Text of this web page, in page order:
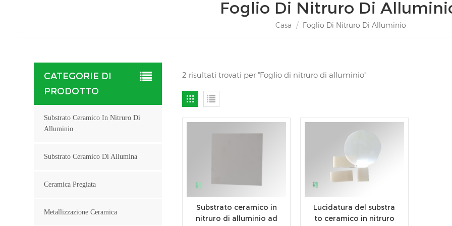
Foglio Di Nitruro Di
Casa / Foglio Di Nitruro Di Alluminio
2 risultati trovati per "Foglio di nitruro di alluminio"
Substrato ceramico in
nitruro di alluminio ad
Lucidatura del substra
to ceramico in nitruro
CATEGORIE DI
PRODOTTO
Substrato Ceramico In Nitruro Di
Alluminio
Substrato Ceramico Di Allumina
Ceramica Pregiata
Metallizzazione Ceramica